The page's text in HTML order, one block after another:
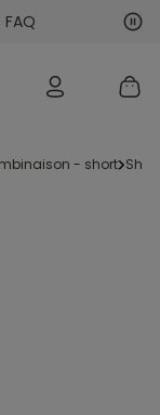
- short short